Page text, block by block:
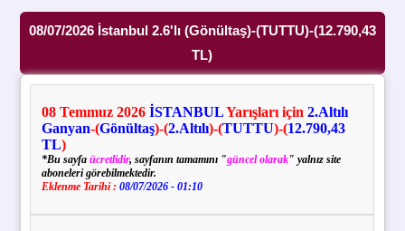
08/07/2026 İstanbul 2.6'lı (Gönültaş)-(TUTTU)-(12.790,43
TL)
08Temmuz 2026İSTANBULYarışları için2.Altılı
Ganyan-(Gönültaş)-(2.Altılı)-(TUTTU)-(12.790,43
TL)
*Bu sayfaücretlidir, sayfanın tamamını "güncel olarak" yalnız site
aboneleri görebilmektedir.
Eklenme Tarihi : 08/07/2026 - 01:10